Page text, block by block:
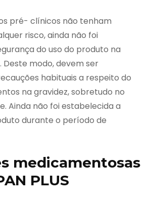
pré- clínicos não tenham
risco, ainda não foi
do uso do produto na
Deste modo, devem ser
habituais a respeito do
na gravidez, sobretudo no
Ainda não foi estabelecida a
durante o período de
medicamentosas
PLUS